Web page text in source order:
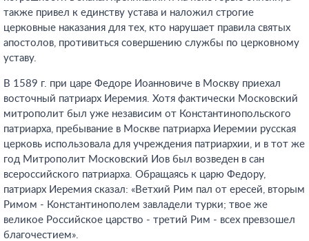
также привел к единству устава и наложил строгие
церковные наказания для тех, кто нарушает правила святых
апостолов, противиться совершению службы по церковному
уставу.
В 1589 г. при царе Федоре Иоанновиче в Москву приехал
восточный патриарх Иеремия. Хотя фактически Московский
митрополит был уже независим от Константинопольского
патриарха, пребывание в Москве патриарха Иеремии русская
церковь использовала для учреждения патриархии, и в тот же
год Митрополит Московский Иов был возведен в сан
всероссийского патриарха. Обращаясь к царю Федору,
патриарх Иеремия сказал: «Ветхий Рим пал от ересей, вторым
Римом - Константинополем завладели турки; твое же
великое Российское царство - третий Рим - всех превзошел
благочестием».